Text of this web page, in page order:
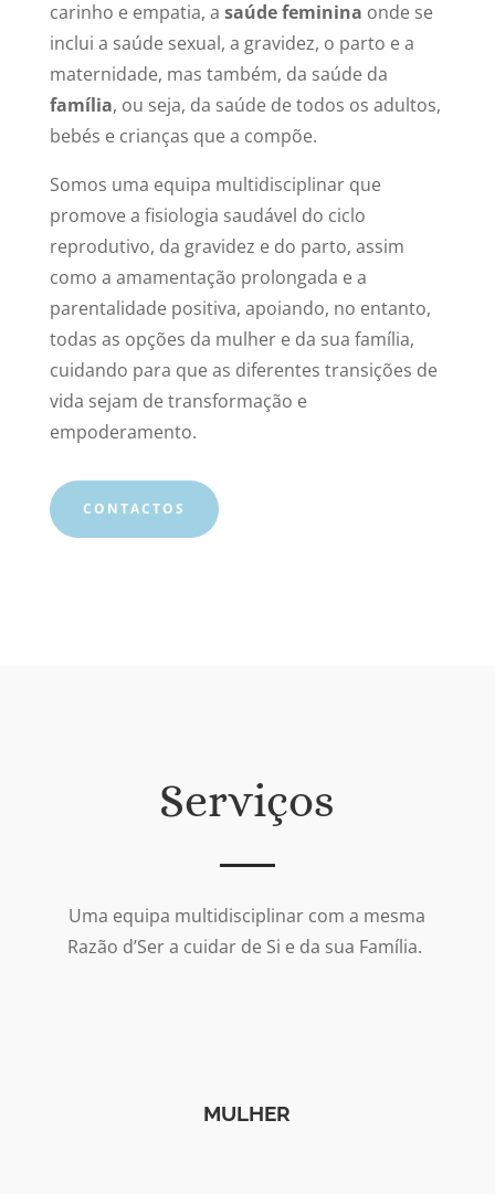
carinho e empatia, a saúde feminina onde se
inclui a saúde sexual, a gravidez, o parto e a
maternidade, mas também, da saúde da
família, ou seja, da saúde de todos os adultos,
bebés e crianças que a compõe.
Somos uma equipa multidisciplinar que
promove a fisiologia saudável do ciclo
reprodutivo, da gravidez e do parto, assim
como a amamentação prolongada e a
parentalidade positiva, apoiando, no entanto,
todas as opções da mulher e da sua família,
cuidando para que as diferentes transições de
vida sejam de transformação e
empoderamento.
CONTACTOS
Serviços
Uma equipa multidisciplinar com a mesma
Razão d’Ser a cuidar de Si e da sua Família.
MULHER